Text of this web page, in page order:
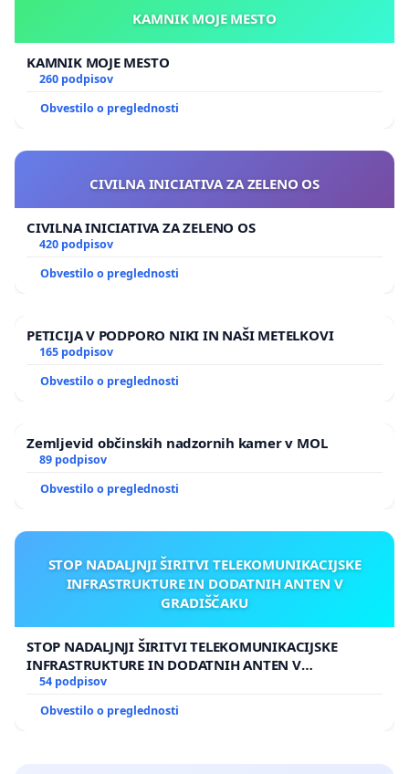
KAMNIK MOJE MESTO
KAMNIK MOJE MESTO
260 podpisov
Obvestilo o preglednosti
CIVILNA INICIATIVA ZA ZELENO OS
CIVILNA INICIATIVA ZA ZELENO OS
420 podpisov
Obvestilo o preglednosti
PETICIJA V PODPORO NIKI IN NAŠI METELKOVI
165 podpisov
Obvestilo o preglednosti
Zemljevid občinskih nadzornih kamer v MOL
89 podpisov
Obvestilo o preglednosti
STOP NADALJNJI ŠIRITVI TELEKOMUNIKACIJSKE
INFRASTRUKTURE IN DODATNIH ANTEN V
GRADIŠČAKU
STOP NADALJNJI ŠIRITVI TELEKOMUNIKACIJSKE
INFRASTRUKTURE IN DODATNIH ANTEN V
GRADIŠČAKU
54 podpisov
Obvestilo o preglednosti